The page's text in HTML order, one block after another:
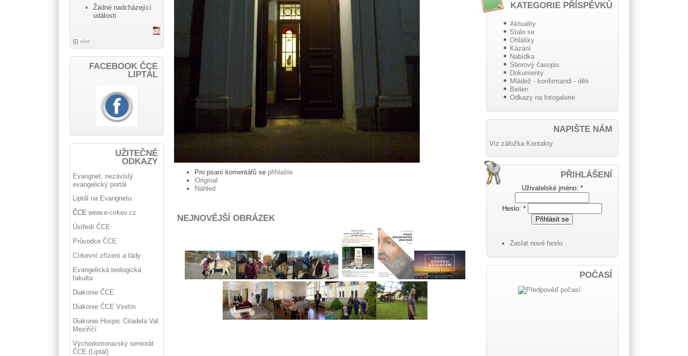
Pro psaní komentářů se přihlašte
Original
Náhled
NEJNOVĚJŠÍ OBRÁZEK
Žádné nadcházející
události
více
FACEBOOK ČCE
LIPTÁL
UŽITEČNÉ
ODKAZY
Evangnet, nezávislý
evangelický portál
Liptál na Evangnetu
ČCEwww.e-cirkev.cz
Ústředí ČCE
Průvodce ČCE
Církevní zřízení a řády
Evangelická teologická
fakulta
Diakonie ČCE
Diakonie ČCE Vsetín
Diakonie Hospic Citadela Val.
Meziříčí
Východomoravský seniorát
ČCE (Liptál)
KATEGORIE PŘÍSPĚVKŮ
Aktuality
Stalo se
Ohlášky
Kázání
Nabídka
Sborový časopis
Dokumenty
Mládež - konfirmandi - děti
Beilen
Odkazy na fotogalerie
NAPIŠTE NÁM
Viz záložka Kontakty.
PŘIHLÁŠENÍ
Uživatelské jméno: *
Heslo:*
Zaslat nové heslo
POČASÍ